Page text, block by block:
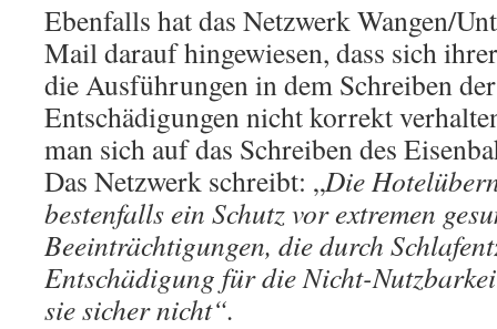
Ebenfalls hat das Netzwerk Wangen/
Mail darauf hingewiesen, dass sich
die Ausführungen in dem Schreiben
Entschädigungen nicht korrekt
man sich auf das Schreiben des
Das Netzwerk schreibt: „Die
bestenfalls ein Schutz vor extremen
Beeinträchtigungen, die durch
Entschädigung für die Nicht-
sie sicher nicht“.